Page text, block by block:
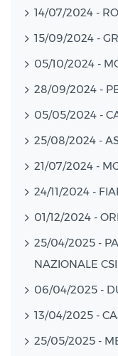
14/07/2024 -
15/09/2024 -
05/10/2024 -
28/09/2024 -
05/05/2024 -
25/08/2024 -
21/07/2024 -
24/11/2024 -
01/12/2024 -
25/04/2025 -
NAZIONALE
06/04/2025 -
13/04/2025 -
25/05/2025 -